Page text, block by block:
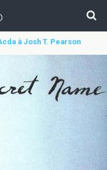
à Josh T. Pearson